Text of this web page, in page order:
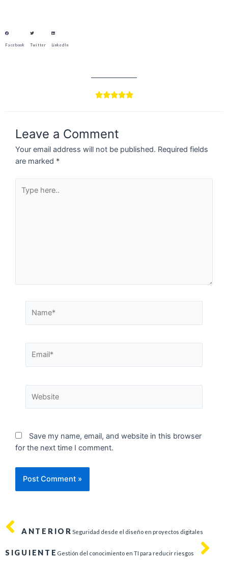
Facebook Twitter LinkedIn

Leave a Comment
Your email address will not be published. Required fields
are marked *
Save my name, email, and website in this browser
for the next time I comment.
ANTERIOR Seguridad desde el diseño en proyectos digitales
SIGUIENTE Gestión del conocimiento en TI para reducir riesgos